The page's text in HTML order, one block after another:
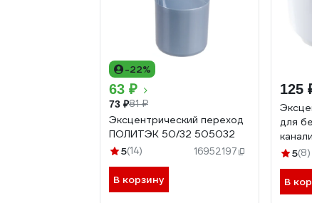
-22%
63 ₽
73 ₽81 ₽
Эксцентрический переход
ПОЛИТЭК 50/32 505032
5(14) 16952197
В корзину
125
для
ПП5(8)
В